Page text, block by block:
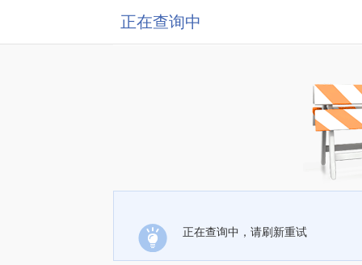
正在查询中
正在查询中，请刷新重试